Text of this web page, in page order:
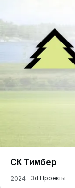
СК Тимбер
2024 3d Проекты